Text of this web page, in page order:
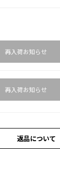
再入荷お知らせ
再入荷お知らせ
返品について